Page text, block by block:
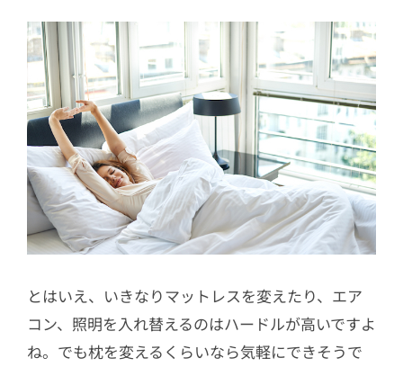
とはいえ、いきなりマットレスを変えたり、エア
コン、照明を入れ替えるのはハードルが高いですよ
ね。でも枕を変えるくらいなら気軽にできそうで